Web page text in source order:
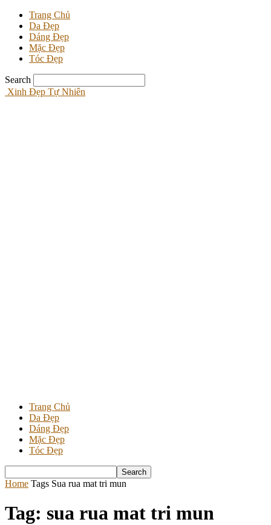
Trang Chủ
Da Đẹp
Dáng Đẹp
Mặc Đẹp
Tóc Đẹp
Search
Xinh Đẹp Tự Nhiên
Trang Chủ
Da Đẹp
Dáng Đẹp
Mặc Đẹp
Tóc Đẹp
Home Tags Sua rua mat tri mun
Tag: sua rua mat tri mun